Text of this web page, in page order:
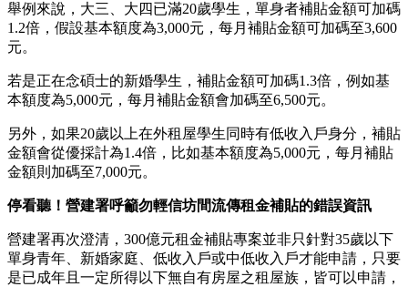
舉例來說，大三、大四已滿20歲學生，單身者補貼金額可加碼
1.2倍，假設基本額度為3,000元，每月補貼金額可加碼至3,600
元。
若是正在念碩士的新婚學生，補貼金額可加碼1.3倍，例如基
本額度為5,000元，每月補貼金額會加碼至6,500元。
另外，如果20歲以上在外租屋學生同時有低收入戶身分，補貼
金額會從優採計為1.4倍，比如基本額度為5,000元，每月補貼
金額則加碼至7,000元。
停看聽！營建署呼籲勿輕信坊間流傳租金補貼的錯誤資訊
營建署再次澄清， 300億元租金補貼專案並非只針對35歲以下
單身青年、新婚家庭、低收入戶或中低收入戶才能申請，只要
是已成年且一定所得以下無自有房屋之租屋族，皆可以申請，